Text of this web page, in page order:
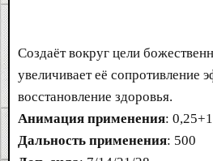
Создаёт вокруг цели
увеличивает её сопротивление
восстановление здоровья.
Анимация применения:
Дальность применения: 500